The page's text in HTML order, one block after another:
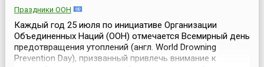
Праздники ООН
Каждый год 25 июля по инициативе Организации
Объединенных Наций (ООН) отмечается Всемирный день
предотвращения утоплений (англ. World Drowning
Prevention Day), призванный привлечь внимание к